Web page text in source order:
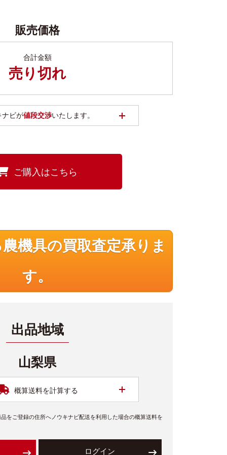
販売価格
合計金額
売り切れ
ナビが値段交渉いたします。
ご購入はこちら
機具の買取査定承りま
す。
出品地域
山梨県
概算送料を計算する
をご登録の住所へノウキナビ配送を利用した場合の概算送料を
ログイン